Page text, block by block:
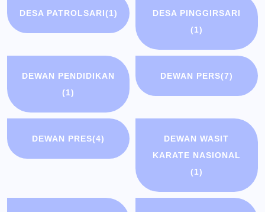
DESA PATROLSARI(1)
DESA PINGGIRSARI
(1)
DEWAN PENDIDIKAN
(1)
DEWAN PERS(7)
DEWAN PRES(4)
DEWAN WASIT
KARATE NASIONAL
(1)